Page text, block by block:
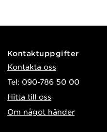
Kontaktuppgifter
Kontakta oss
Tel: 090-786 50 00
Hitta till oss
Om något händer